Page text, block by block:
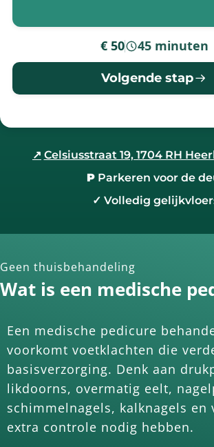
€ 50- 45 minuten
Volgende stap
↗ Celsiusstraat 19, 1704 RH
P Parkeren voor de
✓ Volledig
Geen thuisbehandeling
Wat is een medische
Een medische pedicure
voorkomt voetklachten die
basisverzorging. Denk aan
likdoorns, overmatig eelt,
schimmelnagels, kalknagels en
extra controle nodig hebben.